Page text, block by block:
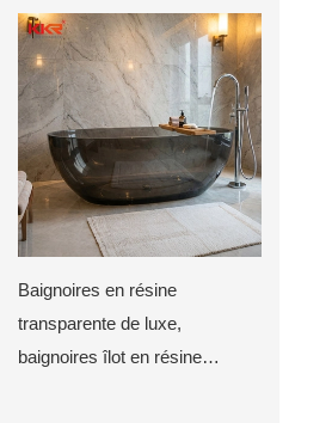
de luxe
Baignoires en résine
transparente de luxe,
baignoires îlot en résine